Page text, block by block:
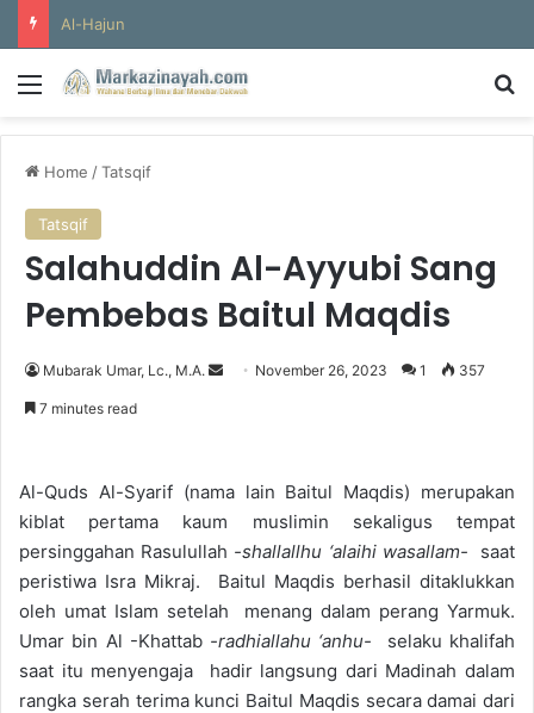
Al-Hajun
Menu
Home /Tatsqif
Tatsqif
Salahuddin Al-Ayyubi Sang
Pembebas Baitul Maqdis
Mubarak Umar, Lc., M.A.
a
n
m
November 26, 2023 1 357
7 minutes read
Al-Quds Al-Syarif (nama lain Baitul Maqdis) merupakan
kiblat pertama kaum muslimin sekaligus tempat
persinggahan Rasulullah -shallallhu ‘alaihi wasallam- saat
peristiwa Isra Mikraj. Baitul Maqdis berhasil ditaklukkan
oleh umat Islam setelah menang dalam perang Yarmuk.
Umar bin Al -Khattab -radhiallahu ‘anhu- selaku khalifah
saat itu menyengaja hadir langsung dari Madinah dalam
rangka serah terima kunci Baitul Maqdis secara damai dari